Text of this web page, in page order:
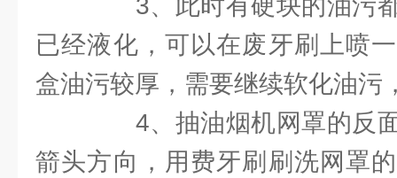
3、此时有硬块的油污都
已经液化，可以在废牙刷上喷
盒油污较厚，需要继续软化油污
4、抽油烟机网罩的反面
箭头方向，用费牙刷刷洗网罩